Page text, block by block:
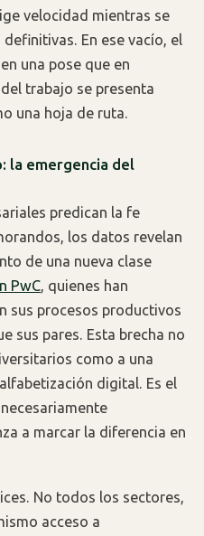
velocidad mientras se
En ese vacío, el
una pose que en
trabajo se presenta
una hoja de ruta.
la emergencia del
predican la fe
los datos revelan
de una nueva clase
PwC, quienes han
sus procesos productivos
sus pares. Esta brecha no
como a una
digital. Es el
a marcar la diferencia en
No todos los sectores,
acceso a